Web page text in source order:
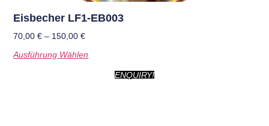
Eisbecher LF1-EB003
70,00€ – 150,00€
Ausführung Wählen
ENQUIRY!